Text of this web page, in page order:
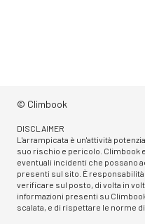
© Climbook
DISCLAIMER
L'arrampicata è un'attività
suo rischio e pericolo. Climbook
eventuali incidenti che possano
presenti sul sito. È
verificare sul posto, di volta in
informazioni presenti su
scalata, e di rispettare le norme di